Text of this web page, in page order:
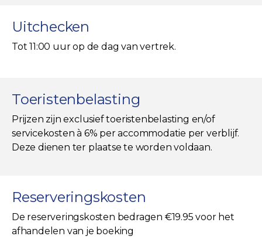
Uitchecken
Tot 11:00 uur op de dag van vertrek.
Toeristenbelasting
Prijzen zijn exclusief toeristenbelasting en/of
servicekosten à 6% per accommodatie per verblijf.
Deze dienen ter plaatse te worden voldaan.
Reserveringskosten
De reserveringskosten bedragen €19.95 voor het
afhandelen van je boeking